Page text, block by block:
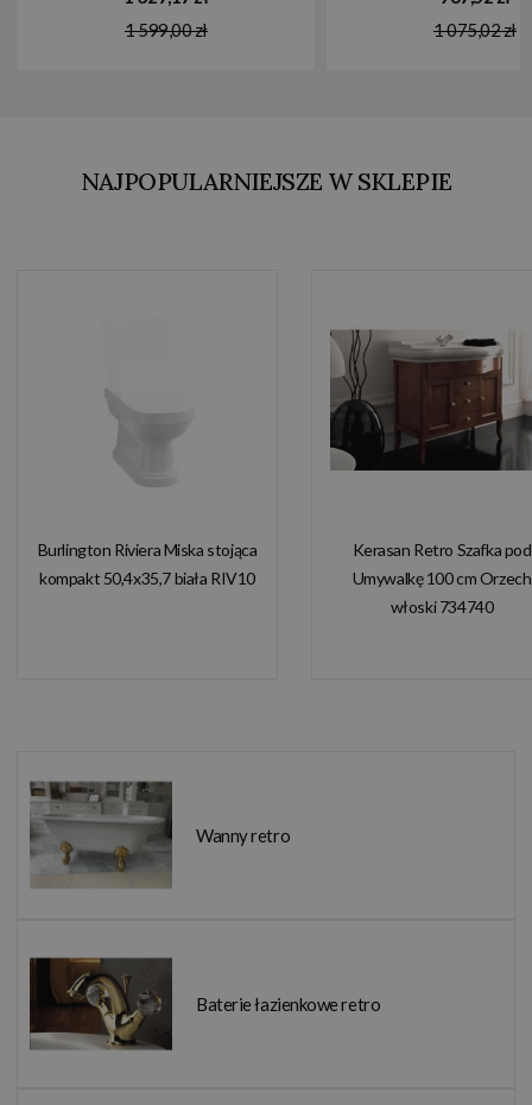
1 599,00 zł
1 075,02 zł
NAJPOPULARNIEJSZE W SKLEPIE
Burlington Riviera Miska stojąca
kompakt 50,4x35,7 biała RIV10
Kerasan Retro Szafka pod
Umywalkę 100 cm Orzech
włoski 734740
Wanny retro
Baterie łazienkowe retro